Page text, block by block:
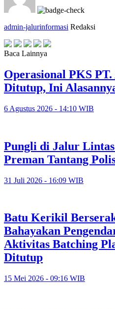
admin-jalurinformasi Redaksi
Baca Lainnya
Operasional PKS
Ditutup, Ini
6 Agustus 2026 - 14:10 WIB
Pungli di Jalur
Preman Tantang
31 Juli 2026 - 16:09 WIB
Batu Kerikil
Bahayakan
Aktivitas Batching
Ditutup
15 Mei 2026 - 09:16 WIB